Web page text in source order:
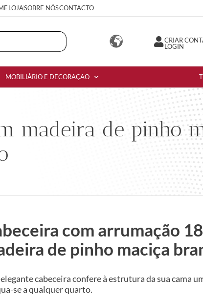
LOJASOBRE NÓSCONTACTO
CRIAR
LOGIN
MOBILIÁRIO E DECORAÇÃO
madeira de pinho
com arrumação
de pinho maciça
cabeceira confere à estrutura da sua cama
se a qualquer quarto.